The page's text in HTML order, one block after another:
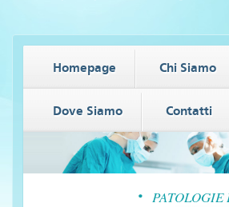
Homepage Chi Siamo
Dove Siamo Contatti
PATOLOGIE